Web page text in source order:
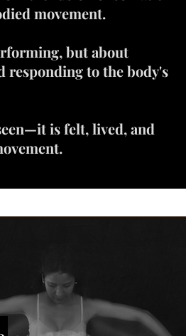
movement.
but about
responding to the body's
is felt, lived, and